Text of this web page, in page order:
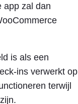
app zal dan
is als een
ins verwerkt op
terwijl